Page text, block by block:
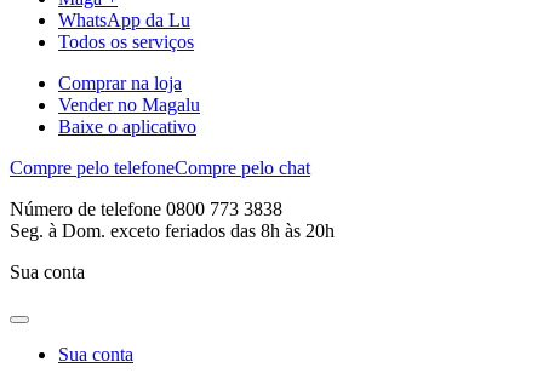
WhatsApp da Lu
Todos os serviços
Comprar na loja
Vender no Magalu
Baixe o aplicativo
Compre pelo telefoneCompre pelo chat
Número de telefone 0800 773 3838
Seg. à Dom. exceto feriados das 8h às 20h
Sua conta
Sua conta